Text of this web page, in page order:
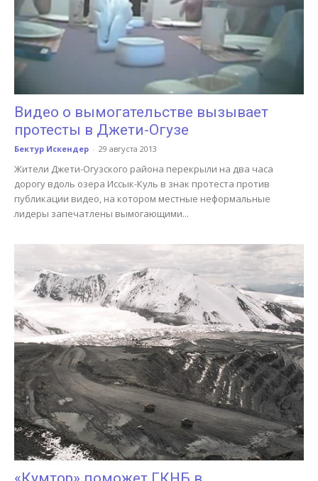
Видео о вымогательстве вызывает
протесты в Джети-Огузе
Бектур Искендер - 29 августа 2013
Жители Джети-Огузского района перекрыли на два часа
дорогу вдоль озера Иссык-Куль в знак протеста против
публикации видео, на котором местные неформальные
лидеры запечатлены вымогающими...